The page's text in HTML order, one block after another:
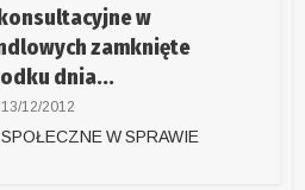
w
zamknięte
dnia...
13/12/2012
W SPRAWIE